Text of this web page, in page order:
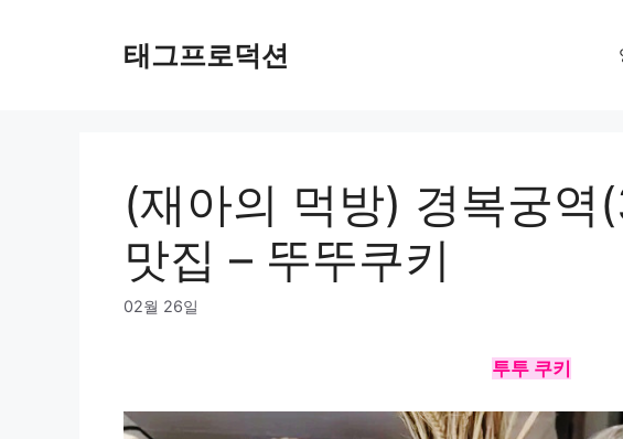
태그프로덕션
(재아의 먹방) 경복궁역
맛집 – 뚜뚜쿠키
02월 26일
투투 쿠키